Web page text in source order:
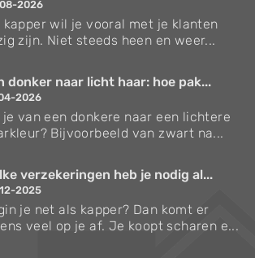
2026
kapper wil je vooral met je klanten
zijn. Niet steeds heen en weer...
donker naar licht haar: hoe pak...
2026
je van een donkere naar een lichtere
Bijvoorbeeld van zwart na...
verzekeringen heb je nodig al...
2025
je net als kapper? Dan komt er
veel op je af. Je koopt scharen e...